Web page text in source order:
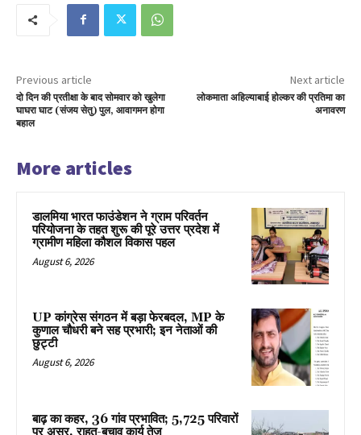
Previous article
दो दिन की प्रतीक्षा के बाद सोमवार को खुलेगा
घाघरा घाट (संजय सेतु) पुल, आवागमन होगा
बहाल
Next article
लोकमाता अहिल्याबाई होल्कर की प्रतिमा का
अनावरण
More articles
डालमिया भारत फाउंडेशन ने ग्राम परिवर्तन
परियोजना के तहत शुरू की पूरे उत्तर प्रदेश में
ग्रामीण महिला कौशल विकास पहल
August 6, 2026
UP कांग्रेस संगठन में बड़ा फेरबदल, MP के
कुणाल चौधरी बने सह प्रभारी; इन नेताओं की
छुट्टी
August 6, 2026
बाढ़ का कहर, 36 गांव प्रभावित; 5,725 परिवारों